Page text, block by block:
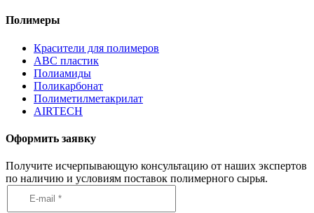
Полимеры
Красители для полимеров
АВС пластик
Полиамиды
Поликарбонат
Полиметилметакрилат
AIRTECH
Оформить заявку
Получите исчерпывающую консультацию от наших экспертов
по наличию и условиям поставок полимерного сырья.